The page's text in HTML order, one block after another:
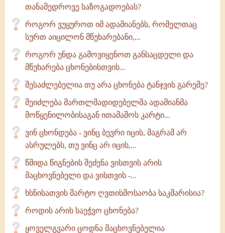
თანამედროვე საზოგადოებას?
როგორ ვუყუროთ იმ ადამიანებს, რომელთაც
სურთ აიცილონ მწუხარებანი,...
როგორ უნდა გამოვიყენოთ განსაცდელი და
მწუხარება ცხონებისთვის...
შესაძლებელია თუ არა ცხონება ტანჯვის გარეშე?
შეიძლება მართლმადიდებელმა ადამიანმა
მოწყენილობისაგან ითამაშოს კარტი...
ვინ ცხონდება - ვინც ბევრი იცის, მაგრამ არ
ასრულებს, თუ ვინც არ იცის,...
წმიდა წიგნების შეძენა ვისთვის არის
მაცხოვნებელი და ვისთვის -...
ხსნისათვის მარტო ღვთისმოსაობა საკმარისია?
როდის არის საეჭვო ცხონება?
ყოველგვარი ცოდნა მაცხოვნებელია